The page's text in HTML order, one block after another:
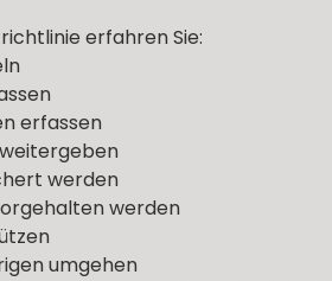
erfahren Sie:
erfassen
werden
werden
umgehen